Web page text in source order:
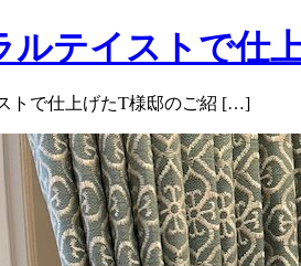
ルテイストで仕
トで仕上げたT様邸のご紹 […]